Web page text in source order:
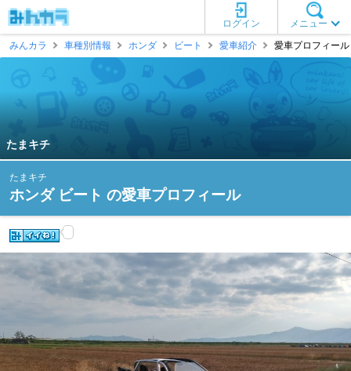
メニュー
ログイン
みんカラ
車種別情報 ホンダ ビート 愛車紹介 愛車プロフィー
たまキチ
たまキチ
ホンダ ビート の愛車プロフィール